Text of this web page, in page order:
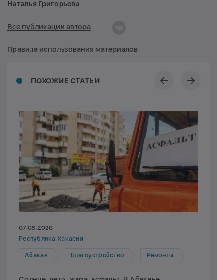
ПОХОЖИЕ СТАТЬИ
07.08.2026
Республика Хакасия
Абакан Благоустройство Ремонты
Наталья Григорьева
Все публикации автора
Правила использования материалов